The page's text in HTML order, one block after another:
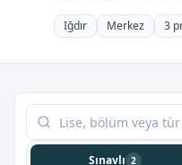
Iğdır Merkez 3
Tabloda ara
Sınavlı 2